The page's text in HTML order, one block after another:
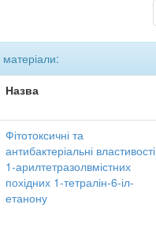
Назва
Фітотоксичні та
антибактеріальні властивості
1-арилтетразолвмістних
похідних 1-тетралін-6-іл-
етанону